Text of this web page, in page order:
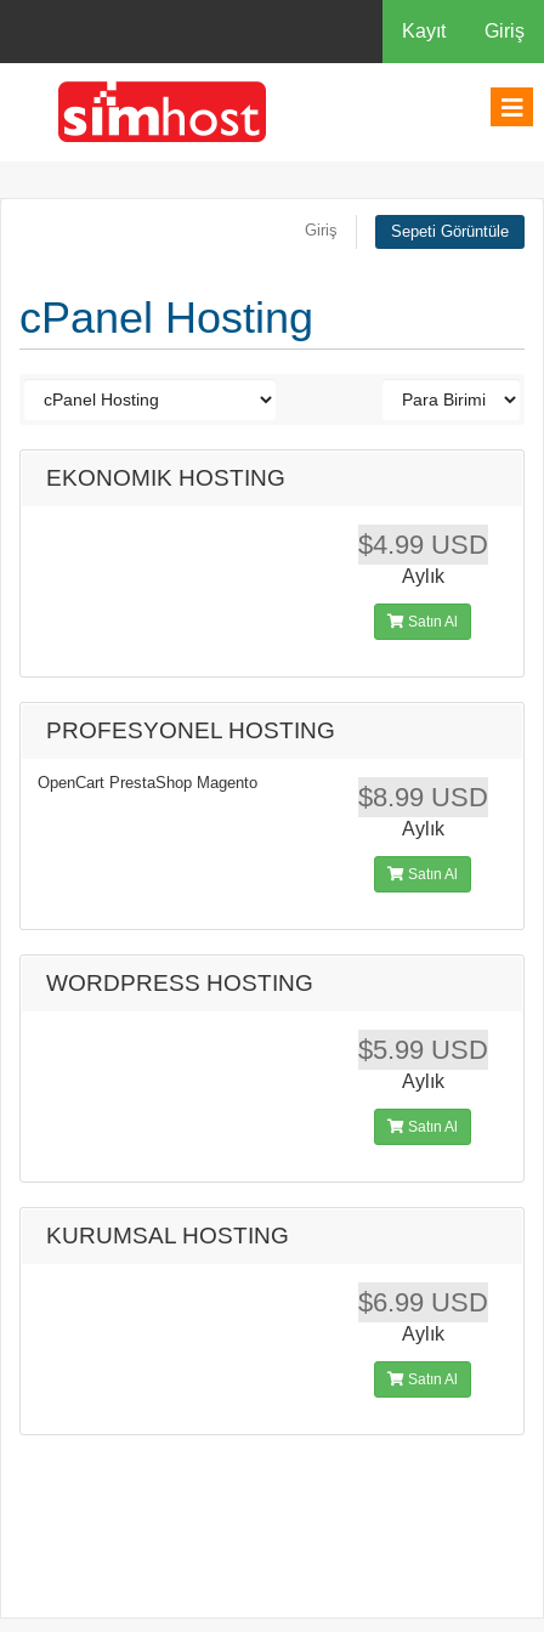
Giriş
Kayıt
Giriş Sepeti Görüntüle
cPanel Hosting
EKONOMIK HOSTING
$4.99 USD
Aylık
Satın Al
PROFESYONEL HOSTING
OpenCart PrestaShop Magento $8.99 USD
Aylık
Satın Al
WORDPRESS HOSTING
$5.99 USD
Aylık
Satın Al
KURUMSAL HOSTING
$6.99 USD
Aylık
Satın Al